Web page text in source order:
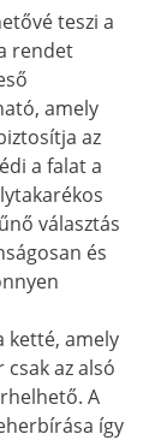
teszi a
rendet
amely
az
a falat a
választás
és
ketté, amely
az alsó
A
így